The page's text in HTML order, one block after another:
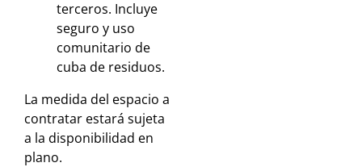
terceros. Incluye
seguro y uso
comunitario de
cuba de residuos.
La medida del espacio a
contratar estará sujeta
a la disponibilidad en
plano.